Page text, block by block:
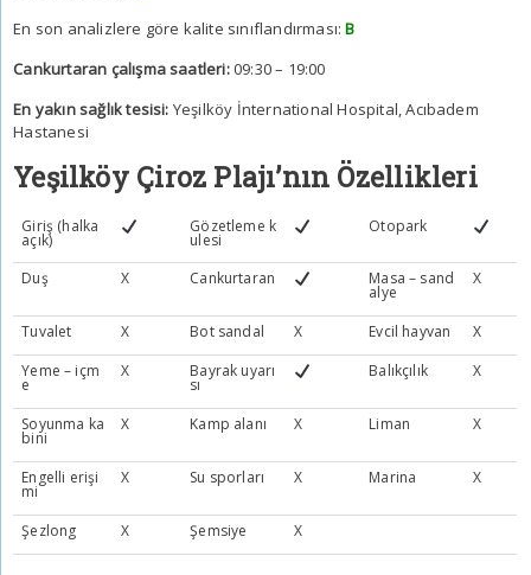
En son analizlere göre kalite sınıflandırması:B
Cankurtaran çalışma saatleri:09:30 – 19:00
En yakın sağlık tesisi: Yeşilköy İnternational Hospital, Acıbadem
Hastanesi
Yeşilköy Çiroz Plajı’nın Özellikleri
Giriş (halka
açık)
Gözetleme k
ulesi
Otopark
Duş X Cankurtaran Masa – sand
alye
X
Tuvalet X Bot sandal X Evcil hayvan
X
Yeme – içm
e
X Bayrak uyarı
sı
Balıkçılık X
Soyunma ka
bini
X Kamp alanı X Liman X
Engelli erişi
mi
X Su sporları X Marina X
Şezlong X Şemsiye X